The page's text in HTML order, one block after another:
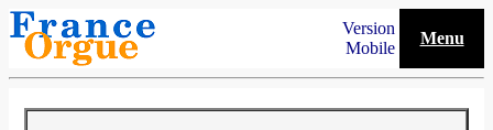
Version
Mobile
Menu